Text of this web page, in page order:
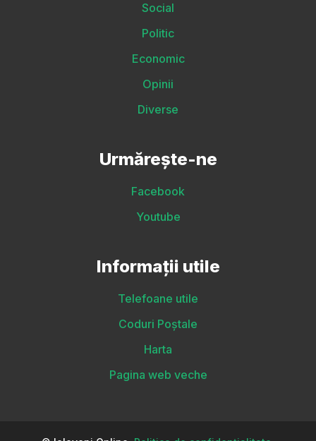
Social
Politic
Economic
Opinii
Diverse
Urmărește-ne
Facebook
Youtube
Informații utile
Telefoane utile
Coduri Poștale
Harta
Pagina web veche